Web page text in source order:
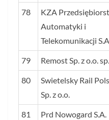
78
KZA
Automatyki i
Telekomunikacji
79 Remost Sp. z o.o.
80
Swietelsky Rail
Sp. z o.o.
81 Prd Nowogard S.A.